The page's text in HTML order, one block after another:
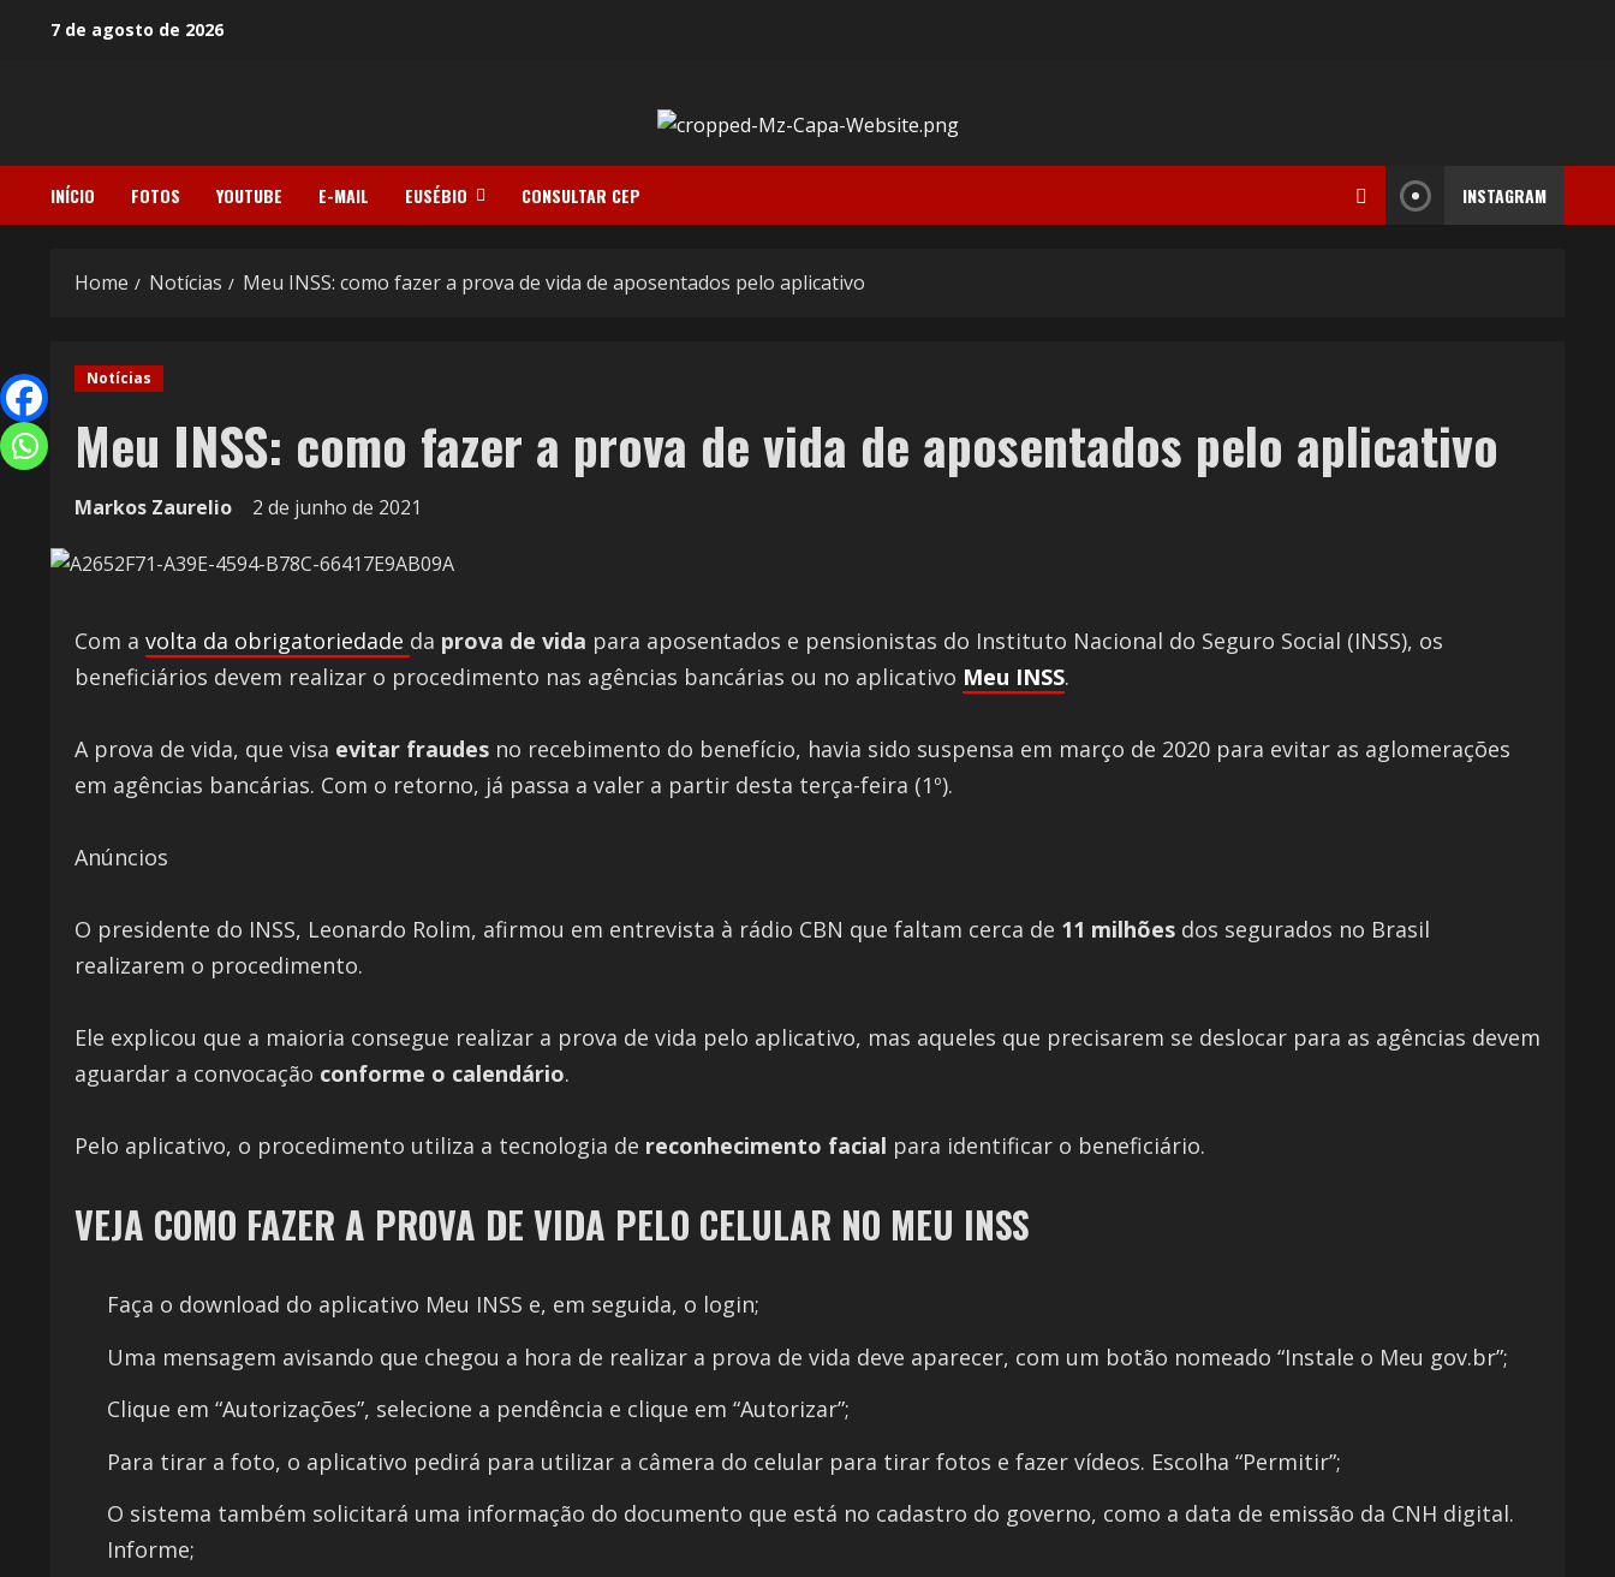
7 de agosto de 2026
INÍCIO FOTOS YOUTUBE E-MAIL EUSÉBIO CONSULTAR CEP INSTAGRAM
Home Notícias Meu INSS: como fazer a prova de vida de aposentados pelo aplicativo
Notícias
Meu INSS: como fazer a prova de vida de aposentados pelo aplicativo
Markos Zaurelio 2 de junho de 2021
Com a volta da obrigatoriedade da prova de vida para aposentados e pensionistas do Instituto Nacional do Seguro Social (INSS), os
beneficiários devem realizar o procedimento nas agências bancárias ou no aplicativo Meu INSS.
A prova de vida, que visa evitar fraudes no recebimento do benefício, havia sido suspensa em março de 2020 para evitar as aglomerações
em agências bancárias. Com o retorno, já passa a valer a partir desta terça-feira (1º).
Anúncios
O presidente do INSS, Leonardo Rolim, afirmou em entrevista à rádio CBN que faltam cerca de 11 milhões dos segurados no Brasil
realizarem o procedimento.
Ele explicou que a maioria consegue realizar a prova de vida pelo aplicativo, mas aqueles que precisarem se deslocar para as agências devem
aguardar a convocação conforme o calendário.
Pelo aplicativo, o procedimento utiliza a tecnologia de reconhecimento facial para identificar o beneficiário.
VEJA COMO FAZER A PROVA DE VIDA PELO CELULAR NO MEU INSS
Faça o download do aplicativo Meu INSS e, em seguida, o login;
Uma mensagem avisando que chegou a hora de realizar a prova de vida deve aparecer, com um botão nomeado “Instale o Meu gov.br”;
Clique em “Autorizações”, selecione a pendência e clique em “Autorizar”;
Para tirar a foto, o aplicativo pedirá para utilizar a câmera do celular para tirar fotos e fazer vídeos. Escolha “Permitir”;
O sistema também solicitará uma informação do documento que está no cadastro do governo, como a data de emissão da CNH digital.
Informe;